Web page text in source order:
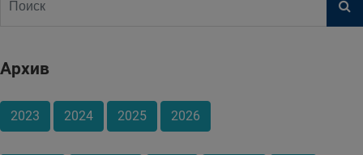
Архив
2023 2024 2025 2026